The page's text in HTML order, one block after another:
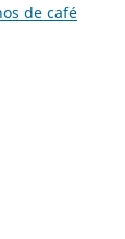
de café